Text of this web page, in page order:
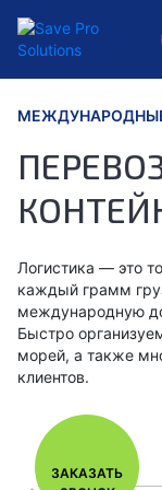
МЕЖДУНАРОДНЫЕ
Логистика — это
каждый грамм
международную
Быстро
морей, а также
клиентов.
ЗАКАЗАТЬ